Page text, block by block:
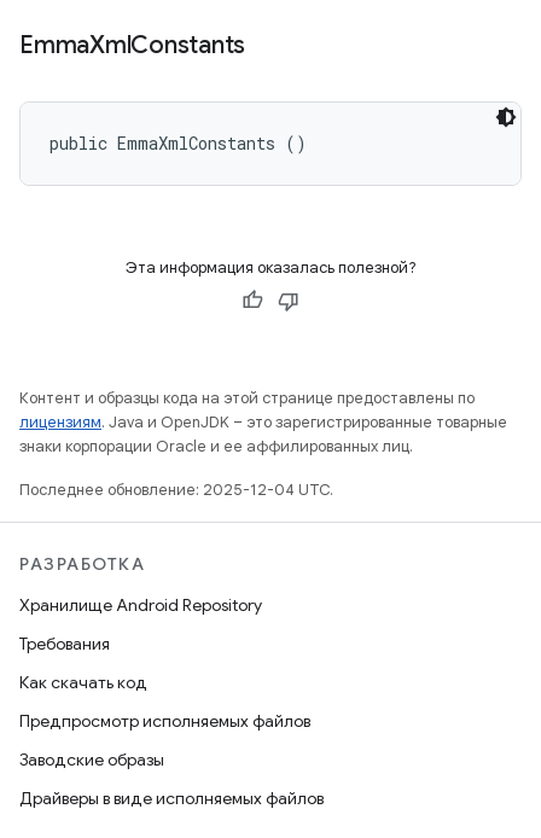
EmmaXmlConstants
public EmmaXmlConstants ()
Эта информация оказалась полезной?
Контент и образцы кода на этой странице предоставлены по
лицензиям. Java и OpenJDK – это зарегистрированные товарные
знаки корпорации Oracle и ее аффилированных лиц.
Последнее обновление: 2025-12-04 UTC.
РАЗРАБОТКА
Хранилище Android Repository
Требования
Как скачать код
Предпросмотр исполняемых файлов
Заводские образы
Драйверы в виде исполняемых файлов